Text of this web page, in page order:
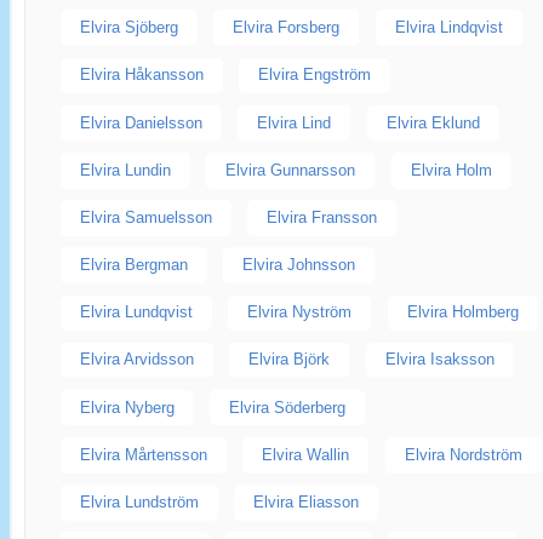
Elvira Sjöberg Elvira Forsberg Elvira Lindqvist
Elvira Håkansson Elvira Engström
Elvira Danielsson Elvira Lind Elvira Eklund
Elvira Lundin Elvira Gunnarsson Elvira Holm
Elvira Samuelsson Elvira Fransson
Elvira Bergman Elvira Johnsson
Elvira Lundqvist Elvira Nyström Elvira Holmberg
Elvira Arvidsson Elvira Björk Elvira Isaksson
Elvira Nyberg Elvira Söderberg
Elvira Mårtensson Elvira Wallin Elvira Nordström
Elvira Lundström Elvira Eliasson